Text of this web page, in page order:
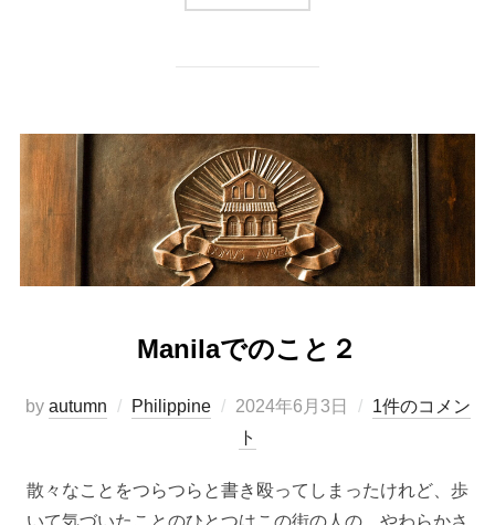
Manilaでのこと２
by autumn Philippine
投
稿
2024年6月3日
1件のコメン
ト
散々なことをつらつらと書き殴ってしまったけれど、歩